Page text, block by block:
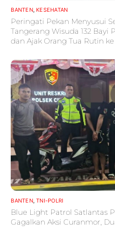
BANTEN, KESEHATAN
Peringati Pekan Menyusui
Tangerang Wisuda 132 Bayi
dan Ajak Orang Tua Rutin
BANTEN,TNI-POLRI
Blue Light Patrol Satlantas
Gagalkan Aksi Curanmor,